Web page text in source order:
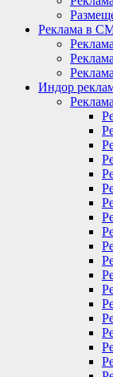
Реклама в
Индор